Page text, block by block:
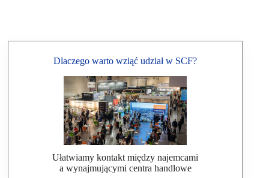
Dlaczego warto wziąć udział w SCF?
Ułatwiamy kontakt między najemcami
a wynajmującymi centra handlowe